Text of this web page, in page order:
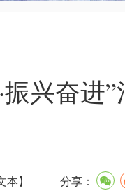
兴奋进
】 分享：